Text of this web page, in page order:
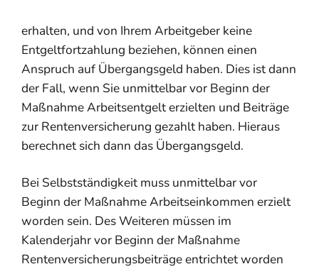
erhalten, und von Ihrem Arbeitgeber keine
Entgeltfortzahlung beziehen, können einen
Anspruch auf Übergangsgeld haben. Dies ist dann
der Fall, wenn Sie unmittelbar vor Beginn der
Maßnahme Arbeitsentgelt erzielten und Beiträge
zur Rentenversicherung gezahlt haben. Hieraus
berechnet sich dann das Übergangsgeld.
Bei Selbstständigkeit muss unmittelbar vor
Beginn der Maßnahme Arbeitseinkommen erzielt
worden sein. Des Weiteren müssen im
Kalenderjahr vor Beginn der Maßnahme
Rentenversicherungsbeiträge entrichtet worden